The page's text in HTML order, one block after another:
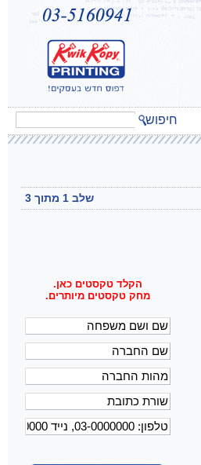
חיפוש
שלב 1 מתוך 3
הקלד טקסטים כאן.
מחק טקסטים מיותרים.